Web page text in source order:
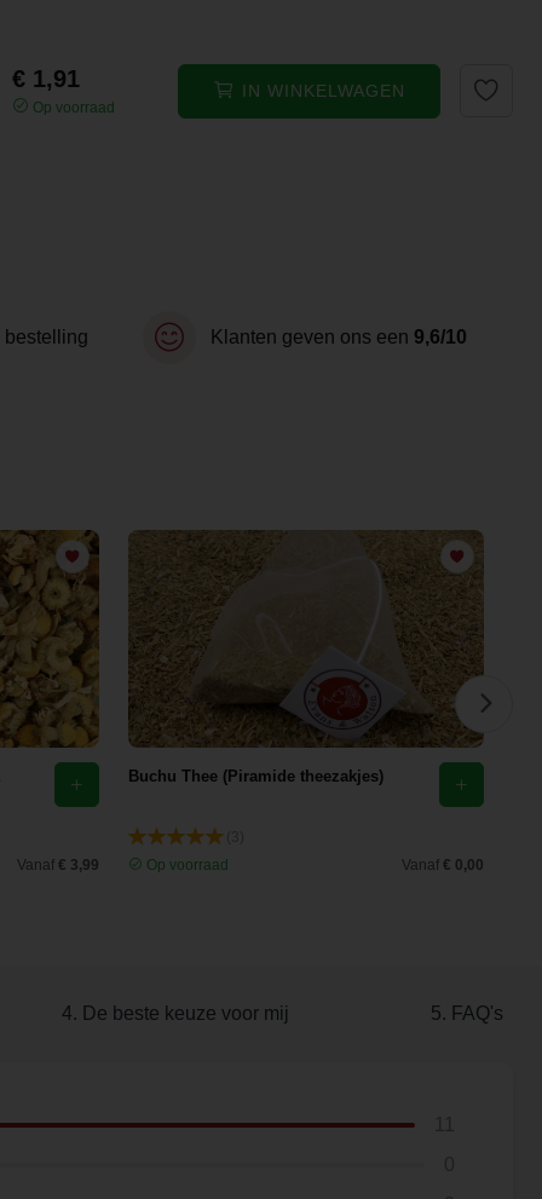
€ 1,91
Op voorraad
IN WINKELWAGEN
bestelling Klanten geven ons een 9,6/10
Vanaf € 3,99
Buchu Thee (Piramide theezakjes)
Op voorraad
Vanaf € 0,00
4. De beste keuze voor mij 5. FAQ's